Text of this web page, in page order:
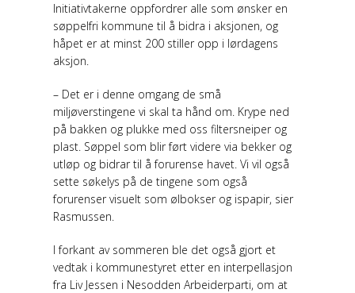
Initiativtakerne oppfordrer alle som ønsker en
søppelfri kommune til å bidra i aksjonen, og
håpet er at minst 200 stiller opp i lørdagens
aksjon.
– Det er i denne omgang de små
miljøverstingene vi skal ta hånd om. Krype ned
på bakken og plukke med oss filtersneiper og
plast. Søppel som blir ført videre via bekker og
utløp og bidrar til å forurense havet. Vi vil også
sette søkelys på de tingene som også
forurenser visuelt som ølbokser og ispapir, sier
Rasmussen.
I forkant av sommeren ble det også gjort et
vedtak i kommunestyret etter en interpellasjon
fra Liv Jessen i Nesodden Arbeiderparti, om at